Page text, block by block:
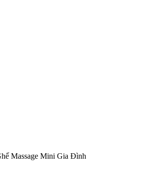
Massage Mini Gia Đình